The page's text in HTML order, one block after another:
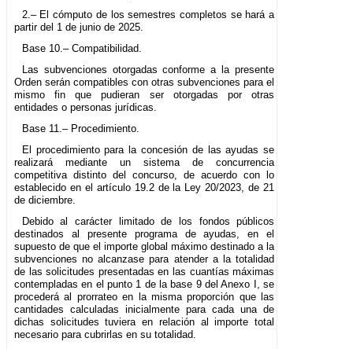
2.– El cómputo de los semestres completos se hará a
partir del 1 de junio de 2025.
Base 10.– Compatibilidad.
Las subvenciones otorgadas conforme a la presente
Orden serán compatibles con otras subvenciones para el
mismo fin que pudieran ser otorgadas por otras
entidades o personas jurídicas.
Base 11.– Procedimiento.
El procedimiento para la concesión de las ayudas se
realizará mediante un sistema de concurrencia
competitiva distinto del concurso, de acuerdo con lo
establecido en el artículo 19.2 de la Ley 20/2023, de 21
de diciembre.
Debido al carácter limitado de los fondos públicos
destinados al presente programa de ayudas, en el
supuesto de que el importe global máximo destinado a la
subvenciones no alcanzase para atender a la totalidad
de las solicitudes presentadas en las cuantías máximas
contempladas en el punto 1 de la base 9 del Anexo I, se
procederá al prorrateo en la misma proporción que las
cantidades calculadas inicialmente para cada una de
dichas solicitudes tuviera en relación al importe total
necesario para cubrirlas en su totalidad.